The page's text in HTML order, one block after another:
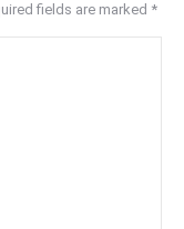
fields are marked *